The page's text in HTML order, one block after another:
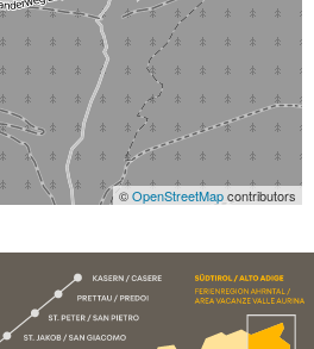
©OpenStreetMapcontributors